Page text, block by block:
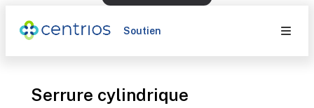
Soutien
Serrure cylindrique